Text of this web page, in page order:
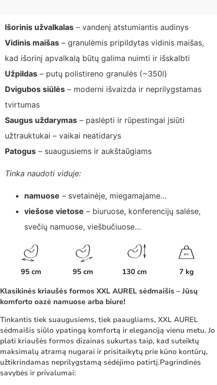
Išorinis užvalkalas – vandenį atstumiantis audinys
Vidinis maišas – granulėmis pripildytas vidinis maišas,
kad išorinį apvalkalą būtų galima nuimti ir išskalbti
Užpildas – putų polistireno granulės (~350l)
Dvigubos siūlės – moderni išvaizda ir neprilygstamas
tvirtumas
Saugus uždarymas – paslėpti ir rūpestingai įsiūti
užtrauktukai – vaikai neatidarys
Patogus – suaugusiems ir aukštaūgiams
Tinka naudoti viduje:
namuose – svetainėje, miegamajame…
viešose vietose – biuruose, konferencijų salėse,
svečių namuose, viešbučiuose…
95 cm 95 cm 130 cm
KG
7 kg
Klasikinės kriaušės formos XXL AUREL sėdmaišis – Jūsų
komforto oazė namuose arba biure!
Tinkantis tiek suaugusiems, tiek paaugliams, XXL AUREL
sėdmaišis siūlo ypatingą komfortą ir eleganciją vienu metu. Jo
plati kriaušės formos dizainas sukurtas taip, kad suteiktų
maksimalų atramą nugarai ir prisitaikytų prie kūno kontūrų,
užtikrindamas neprilygstamą sėdėjimo patirtį.Pagrindinės
savybės ir privalumai: